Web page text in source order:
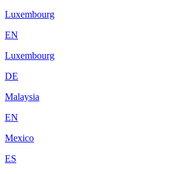
Luxembourg
EN
Luxembourg
DE
Malaysia
EN
Mexico
ES